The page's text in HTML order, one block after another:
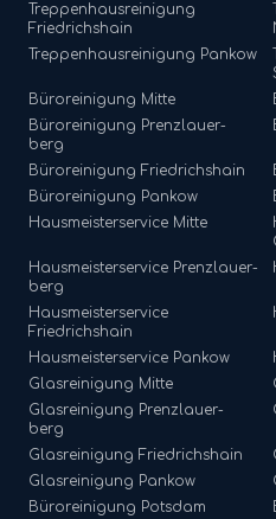
Treppenhausreinigung
Friedrichshain
Treppenhausreinigung Pankow
Büroreinigung Mitte
Büroreinigung Prenzlauer-
berg
Büroreinigung Friedrichshain
Büroreinigung Pankow
Hausmeisterservice Mitte
Hausmeisterservice Prenzlauer-
berg
Hausmeisterservice
Friedrichshain
Hausmeisterservice Pankow
Glasreinigung Mitte
Glasreinigung Prenzlauer-
berg
Glasreinigung Friedrichshain
Glasreinigung Pankow
Büroreinigung Potsdam